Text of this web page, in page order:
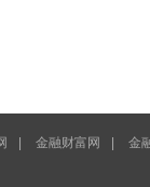
金融财富网 金